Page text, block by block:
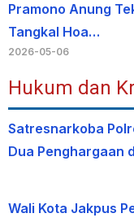
Pramono Anung
Tangkal Hoa…
2026-05-06
Hukum dan
Satresnarkoba
Dua Penghargaan
Wali Kota Jakpus